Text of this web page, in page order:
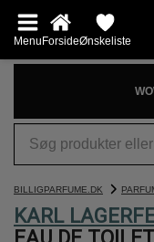
MenuForsideØnskeliste
BILLIGPARFUME.DK
KARL